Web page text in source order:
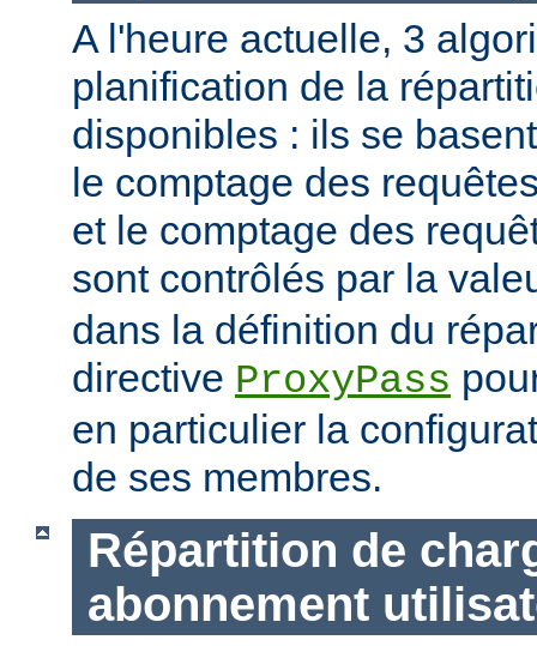
A l'heure actuelle, 3
planification de la
disponibles : ils se
le comptage des
et le comptage des
sont contrôlés par la
dans la définition du
directive ProxyPass
en particulier la
de ses membres.
Répartition de
abonnement